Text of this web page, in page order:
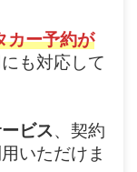
カー予約が
も対応して
ビス、契約
いただけま